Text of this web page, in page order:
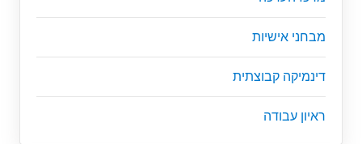
מבחני אישיות
דינמיקה קבוצתית
ראיון עבודה